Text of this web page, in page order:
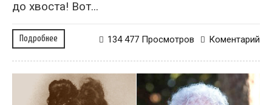
до хвоста! Вот...
Подробнее Коментарий
134 477 Просмотров